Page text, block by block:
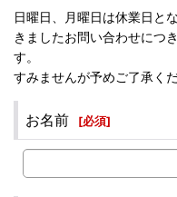
日曜日、月曜日は休業日と
きましたお問い合わせにつ
す。
すみませんが予めご了承くだ
お名前 [必須]